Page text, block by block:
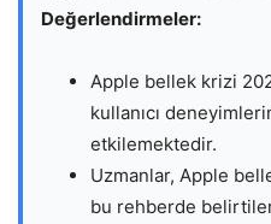
Değerlendirmeler:
Apple bellek krizi
kullanıcı
etkilemektedir.
Uzmanlar, Apple
bu rehberde